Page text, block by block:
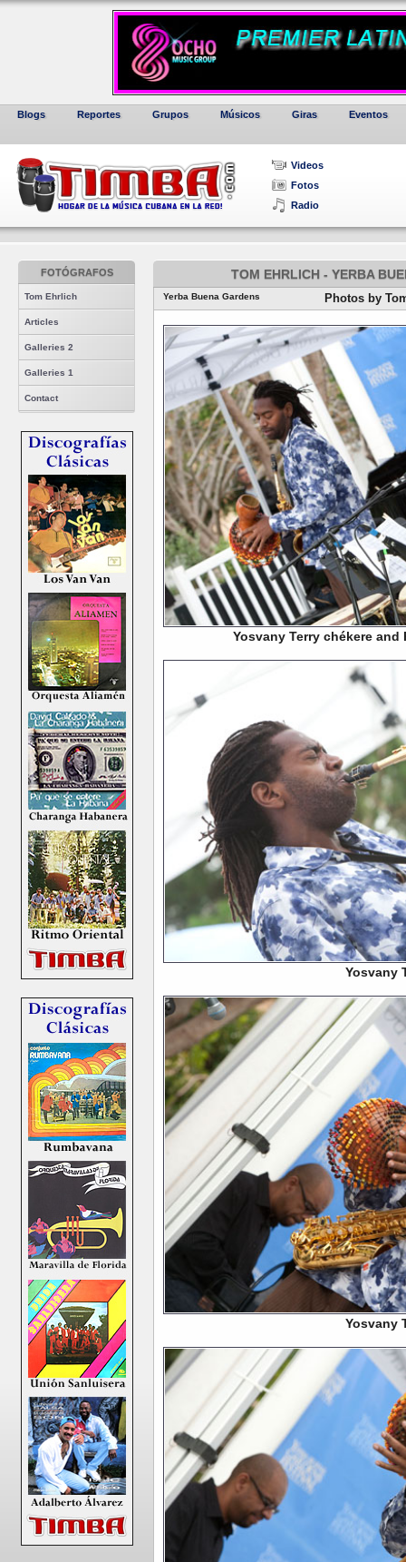
Blogs Reportes Grupos Músicos Giras Eventos
Videos
Fotos
Radio
FOTÓGRAFOS
Tom Ehrlich
Articles
Galleries 2
Galleries 1
Contact
TOM EHRLICH - YERBA
Yerba Buena Gardens Photos by
Yosvany Terry chékere
Yosvany
Yosvany